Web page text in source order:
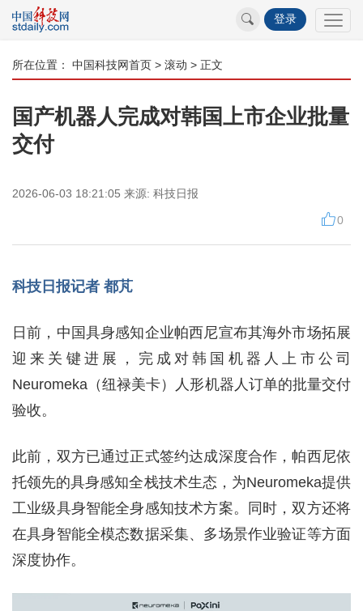
登录
所在位置： 中国科技网首页 > 滚动 > 正文
国产机器人完成对韩国上市企业批量
交付
2026-06-03 18:21:05 来源: 科技日报
0
科技日报记者 都芃
日前，中国具身感知企业帕西尼宣布其海外市场拓展
迎来关键进展，完成对韩国机器人上市公司
Neuromeka（纽禄美卡）人形机器人订单的批量交付
验收。
此前，双方已通过正式签约达成深度合作，帕西尼依
托领先的具身感知全栈技术生态，为Neuromeka提供
工业级具身智能全身感知技术方案。同时，双方还将
在具身智能全模态数据采集、多场景作业验证等方面
深度协作。